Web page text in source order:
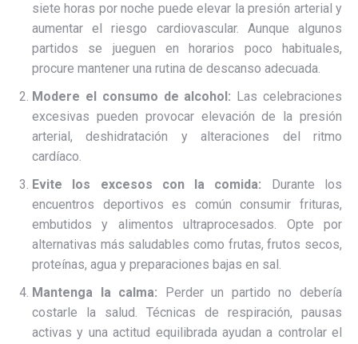
siete horas por noche puede elevar la presión arterial y
aumentar el riesgo cardiovascular. Aunque algunos
partidos se jueguen en horarios poco habituales,
procure mantener una rutina de descanso adecuada.
Modere el consumo de alcohol: Las celebraciones
excesivas pueden provocar elevación de la presión
arterial, deshidratación y alteraciones del ritmo
cardíaco.
Evite los excesos con la comida: Durante los
encuentros deportivos es común consumir frituras,
embutidos y alimentos ultraprocesados. Opte por
alternativas más saludables como frutas, frutos secos,
proteínas, agua y preparaciones bajas en sal.
Mantenga la calma: Perder un partido no debería
costarle la salud. Técnicas de respiración, pausas
activas y una actitud equilibrada ayudan a controlar el